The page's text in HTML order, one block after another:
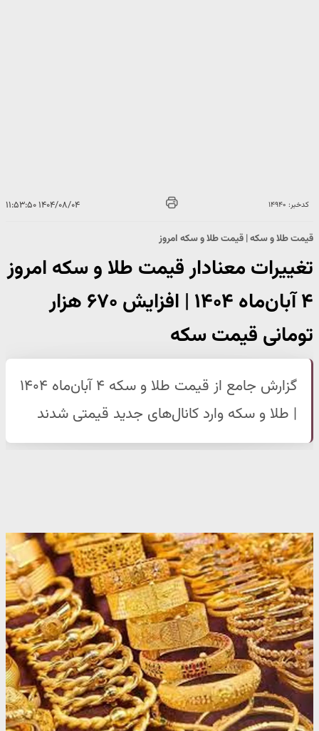
کدخبر: ۱۴۹۴۰ ۱۴۰۴/۰۸/۰۴ ۱۱:۵۳:۵۰
قیمت طلا و سکه | قیمت طلا و سکه امروز
تغییرات معنادار قیمت طلا و سکه امروز
۴ آبان‌ماه ۱۴۰۴ | افزایش ۶۷۰ هزار
تومانی قیمت سکه
گزارش جامع از قیمت طلا و سکه ۴ آبان‌ماه ۱۴۰۴
| طلا و سکه وارد کانال‌های جدید قیمتی شدند